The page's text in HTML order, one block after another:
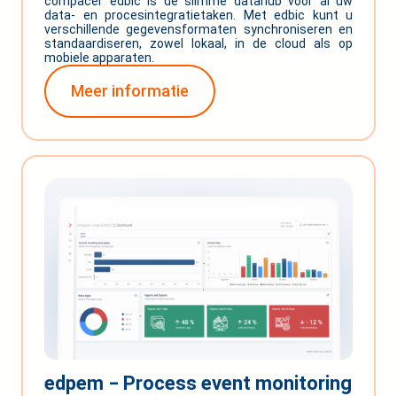
data- en procesintegratietaken. Met edbic kunt u
verschillende gegevensformaten synchroniseren en
standaardiseren, zowel lokaal, in de cloud als op
mobiele apparaten.
Meer informatie
edpem ‒ Process event monitoring